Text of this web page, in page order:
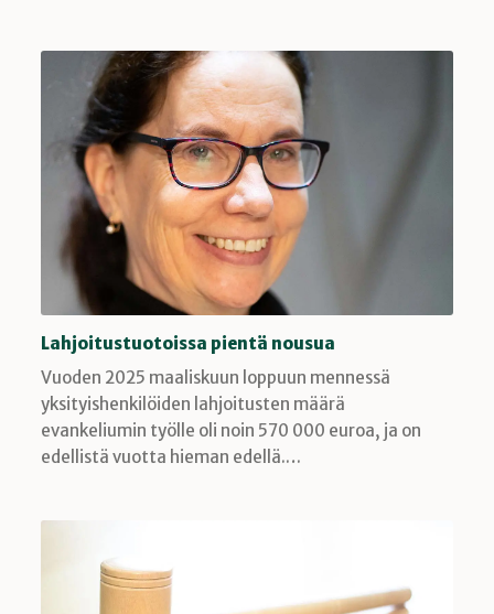
Lahjoitustuotoissa pientä nousua
Vuoden 2025 maaliskuun loppuun mennessä
yksityishenkilöiden lahjoitusten määrä
evankeliumin työlle oli noin 570 000 euroa, ja on
edellistä vuotta hieman edellä.…